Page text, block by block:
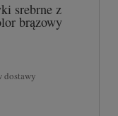
srebrne z
brązowy
dostawy